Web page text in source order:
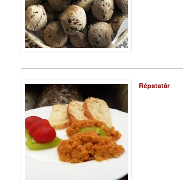
Répatatár